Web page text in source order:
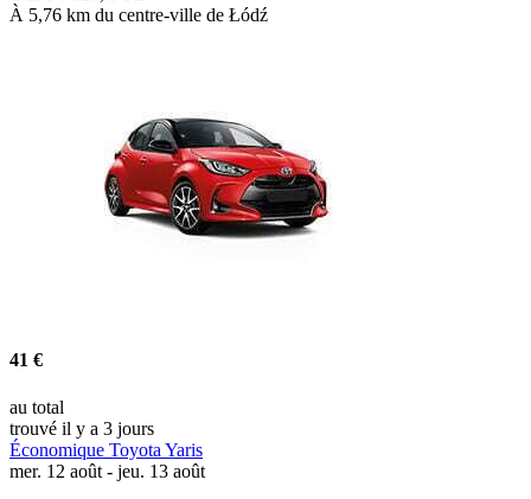
À 5,76 km du centre-ville de Łódź
41 €
au total
trouvé il y a 3 jours
Économique Toyota Yaris
mer. 12 août - jeu. 13 août